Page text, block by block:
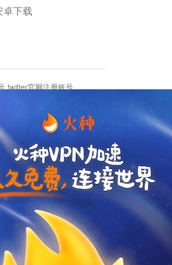
卓下载
twitter官网注册账号
设置
作者sana推特是什么
能用twitter 国内能用twitter吗
特密码
回事 怎么看推特上的视频
推特devil
app下载
喵喵喵 推特实名制
消关联手机号
看敏感内容苹果
特注册必须要手机号